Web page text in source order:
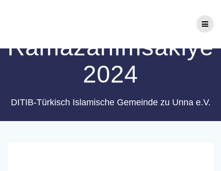
RamazanImsakiye
2024
DITIB-Türkisch Islamische Gemeinde zu Unna e.V.